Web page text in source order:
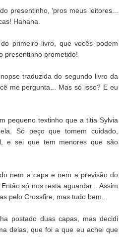
presentinho, 'pros meus leitores...
Hahaha.
primeiro livro, que vocês podem
presentinho prometido!
traduzida do segundo livro da
me pergunta... Mas só isso? E eu
pequeno textinho que a titia Sylvia
Só peço que tomem cuidado,
e sei que tem menores que são
nem a capa e nem a previsão do
só nos resta aguardar... Assim
pelo Crossfire, mas tudo bem...
postado duas capas, mas decidi
delas, que foi a que eu achei que